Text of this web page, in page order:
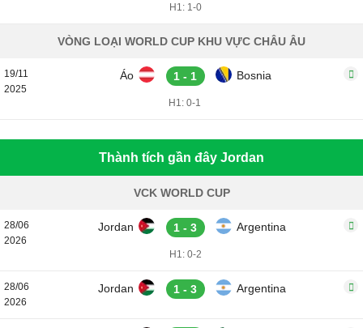
H1: 1-0
VÒNG LOẠI WORLD CUP KHU VỰC CHÂU ÂU
19/11
2025
Áo 1 - 1 Bosnia
H1: 0-1
Thành tích gần đây Jordan
VCK WORLD CUP
28/06
2026
Jordan 1 - 3 Argentina
H1: 0-2
28/06
2026
Jordan 1 - 3 Argentina